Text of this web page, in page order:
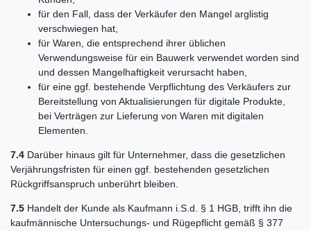
für den Fall, dass der Verkäufer den Mangel arglistig
verschwiegen hat,
für Waren, die entsprechend ihrer üblichen
Verwendungsweise für ein Bauwerk verwendet worden sind
und dessen Mangelhaftigkeit verursacht haben,
für eine ggf. bestehende Verpflichtung des Verkäufers zur
Bereitstellung von Aktualisierungen für digitale Produkte,
bei Verträgen zur Lieferung von Waren mit digitalen
Elementen.
7.4 Darüber hinaus gilt für Unternehmer, dass die gesetzlichen
Verjährungsfristen für einen ggf. bestehenden gesetzlichen
Rückgriffsanspruch unberührt bleiben.
7.5 Handelt der Kunde als Kaufmann i.S.d. § 1 HGB, trifft ihn die
kaufmännische Untersuchungs- und Rügepflicht gemäß § 377